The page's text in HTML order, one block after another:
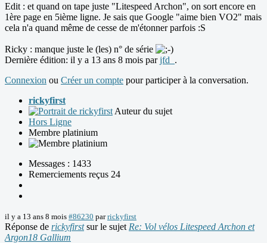
Edit : et quand on tape juste "Litespeed Archon", on sort encore en
1ère page en 5ième ligne. Je sais que Google "aime bien VO2" mais
cela n'a quand même de cesse de m'étonner parfois :S
Ricky : manque juste le (les) n° de série
Dernière édition: il y a 13 ans 8 mois parjfd_ .
Connexion ou Créer un compte pour participer à la conversation.
rickyfirst
Auteur du sujet
Hors Ligne
Membre platinium
Messages : 1433
Remerciements reçus 24
il y a 13 ans 8 mois #86230 parrickyfirst
Réponse de rickyfirstsur le sujet Re: Vol vélos Litespeed Archon et
Argon18 Gallium